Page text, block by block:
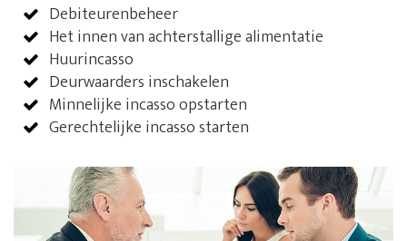
Debiteurenbeheer
Het innen van achterstallige alimentatie
Huurincasso
Deurwaarders inschakelen
Minnelijke incasso opstarten
Gerechtelijke incasso starten